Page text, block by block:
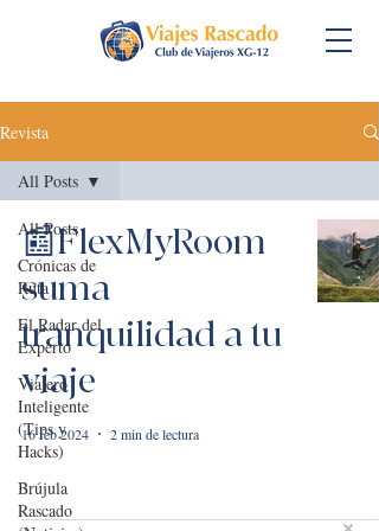
Revista
All Posts
Crónicas de
Ruta
El Radar del
Experto
Viajero
Inteligente
(Tips y
Hacks)
Brújula
Rascado
All Posts
📰FlexMyRoom
suma
tranquilidad a tu
viaje
16 feb 2024 2 min de lectura